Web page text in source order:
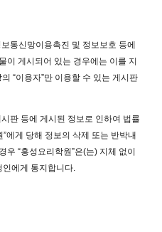
통신망이용촉진 및 정보보호 등에
이 게시되어 있는 경우에는 이를 지
“이용자”만 이용할 수 있는 게시판
판 등에 게시된 정보로 인하여 법률
에게 당해 정보의 삭제 또는 반박내
“홍성요리학원”은(는) 지체 없이
인에게 통지합니다.